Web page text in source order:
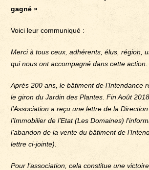
gagné »
Voici leur communiqué :
Merci à tous ceux, adhérents, élus, région,
qui nous ont accompagné dans cette action.
Après 200 ans, le bâtiment de l’Intendance
le giron du Jardin des Plantes. Fin Août 2018,
l’Association a reçu une lettre de la
l’Immobilier de l’Etat (Les Domaines)
l’abandon de la vente du bâtiment de
lettre ci-jointe).
Pour l’association, cela constitue une